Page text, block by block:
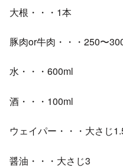
大根・・・1本
豚肉or牛肉・・・250〜
水・・・600ml
酒・・・100ml
ウェイパー・・・大さじ
醤油・・・大さじ3